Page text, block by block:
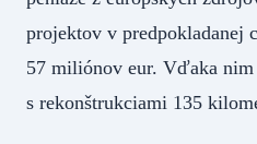
projektov v predpokladanej
57 miliónov eur. Vďaka
s rekonštrukciami 135